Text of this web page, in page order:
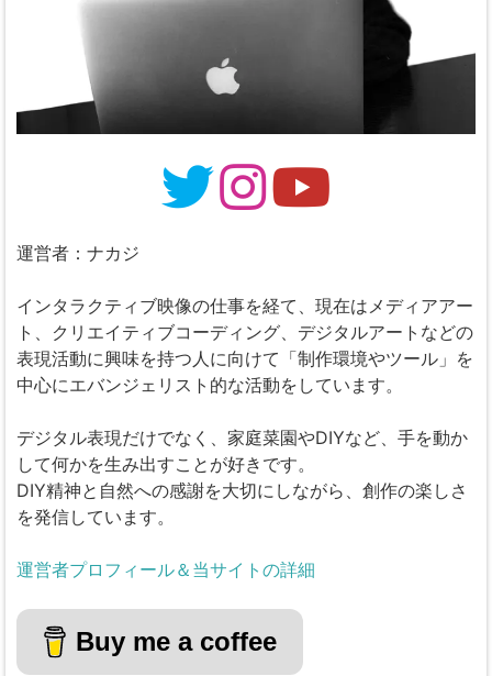
運営者：ナカジ
インタラクティブ映像の仕事を経て、現在はメディアアー
ト、クリエイティブコーディング、デジタルアートなどの
表現活動に興味を持つ人に向けて「制作環境やツール」を
中心にエバンジェリスト的な活動をしています。
デジタル表現だけでなく、家庭菜園やDIYなど、手を動か
して何かを生み出すことが好きです。
DIY精神と自然への感謝を大切にしながら、創作の楽しさ
を発信しています。
運営者プロフィール＆当サイトの詳細
Buy me a coffee